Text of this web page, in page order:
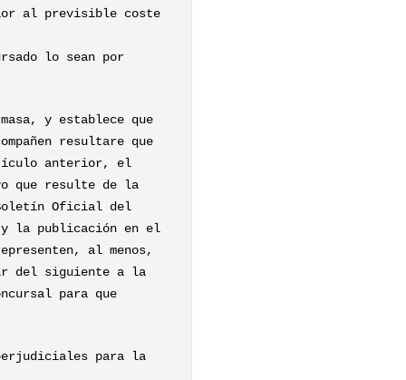
al previsible coste
lo sean por
y establece que
resultare que
anterior, el
que resulte de la
Oficial del
la publicación en el
al menos,
del siguiente a la
para que
para la